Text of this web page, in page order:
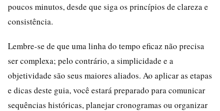
poucos minutos, desde que siga os princípios de clareza e
consistência.
Lembre-se de que uma linha do tempo eficaz não precisa
ser complexa; pelo contrário, a simplicidade e a
objetividade são seus maiores aliados. Ao aplicar as etapas
e dicas deste guia, você estará preparado para comunicar
sequências históricas, planejar cronogramas ou organizar